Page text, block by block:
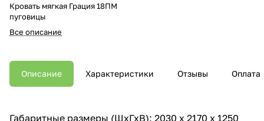
Кровать мягкая Грация 18ПМ
пуговицы
Все описание
Описание Характеристики Отзывы Оплата
Габаритные размеры (ШхГхВ): 2030 х 2170 х 1250